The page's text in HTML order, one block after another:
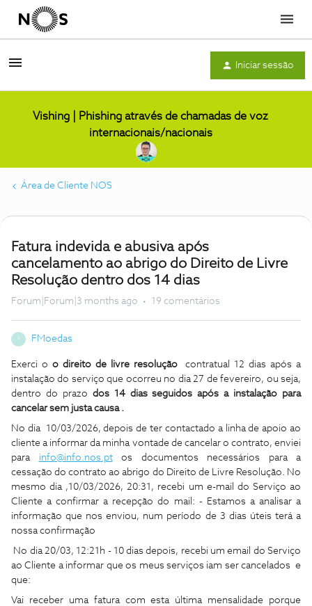
Menu
Iniciar sessão
Vishing | Phishing através de chamadas de voz
internacionais/nacionais
Área de Cliente NOS
Fatura indevida e abusiva após
cancelamento ao abrigo do Direito de Livre
Resolução dentro dos 14 dias
Forum|Forum|3 months ago 19 comentários
F FMoedas
Exerci o o direito de livre resolução
contratual 12 dias após a
instalação do serviço que ocorreu no dia 27 de fevereiro, ou seja,
dentro do prazo dos 14 dias seguidos após a instalação para
cancelar sem justa causa .
No dia 10/03/2026, depois de ter contactado a linha de apoio ao
cliente a informar da minha vontade de cancelar o contrato, enviei
para
info@info.nos.ptos documentos necessários para a
cessação do contrato ao abrigo do Direito de Livre Resolução. No
mesmo dia ,10/03/2026, 20:31, recebi um e-mail do Serviço ao
Cliente a confirmar a recepção do mail: - Estamos a analisar a
informação que nos enviou, num período de 3 dias úteis terá a
nossa confirmação
No dia 20/03, 12:21h - 10 dias depois, recebi um email do Serviço
ao Cliente a informar que os meus serviços iam ser cancelados e
que:
Vai receber uma fatura com esta última mensalidade porque